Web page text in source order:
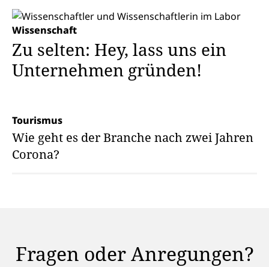
Wissenschaft
Zu selten: Hey, lass uns ein
Unternehmen gründen!
Tourismus
Wie geht es der Branche nach zwei Jahren
Corona?
Fragen oder Anregungen?